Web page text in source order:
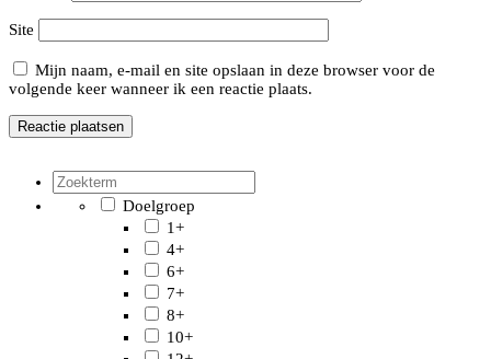
Site
Mijn naam, e-mail en site opslaan in deze browser voor de
volgende keer wanneer ik een reactie plaats.
Doelgroep
1+
4+
6+
7+
8+
10+